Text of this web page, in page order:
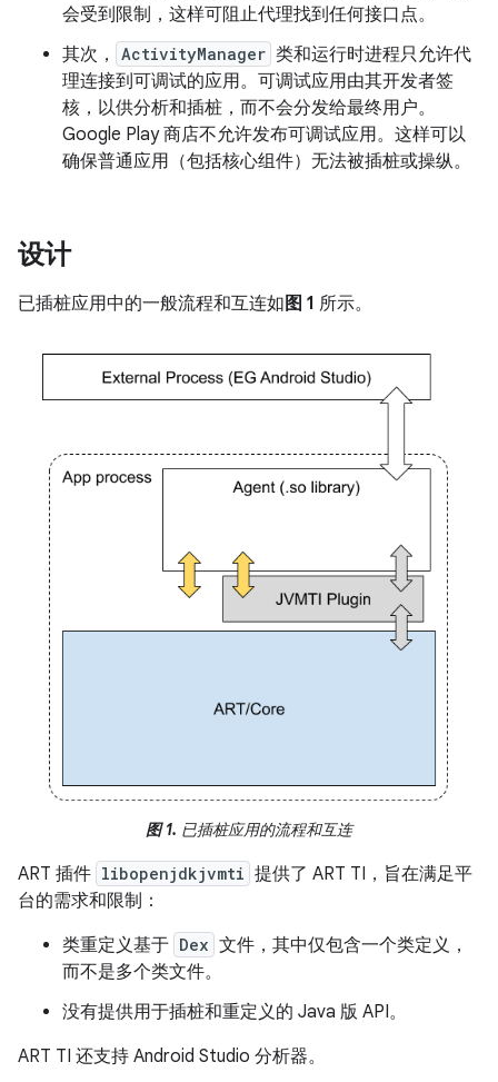
会受到限制，这样可阻止代理找到任何接口点。
其次，
ActivityManager 类和运行时进程只允许代
理连接到可调试的应用。可调试应用由其开发者签
核，以供分析和插桩，而不会分发给最终用户。
Google Play 商店不允许发布可调试应用。这样可以
确保普通应用（包括核心组件）无法被插桩或操纵。
设计
已插桩应用中的一般流程和互连如 图 1 所示。
图 1. 已插桩应用的流程和互连
ART 插件 libopenjdkjvmti 提供了 ART TI，旨在满足平
台的需求和限制：
类重定义基于 Dex 文件，其中仅包含一个类定义，
而不是多个类文件。
没有提供用于插桩和重定义的 Java 版 API。
ART TI 还支持 Android Studio 分析器。